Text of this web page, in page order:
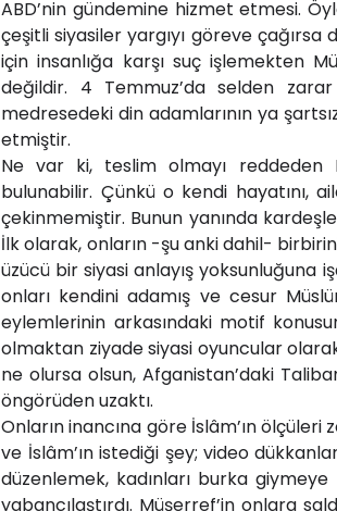
ABD’nin gündemine hizmet etmesi.
çeşitli siyasiler yargıyı göreve
için insanlığa karşı suç işlemekten
değildir. 4 Temmuz’da selden
medresedeki din adamlarının ya
etmiştir.
Ne var ki, teslim olmayı reddeden
bulunabilir. Çünkü o kendi hayatını,
çekinmemiştir. Bunun yanında
İlk olarak, onların -şu anki dahil-
üzücü bir siyasi anlayış yoksunluğuna
onları kendini adamış ve cesur
eylemlerinin arkasındaki motif
olmaktan ziyade siyasi oyuncular
ne olursa olsun, Afganistan’daki
öngörüden uzaktı.
Onların inancına göre İslâm’ın
ve İslâm’ın istediği şey; video
düzenlemek, kadınları burka
yabancılaştırdı. Müşerref’in onlara